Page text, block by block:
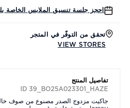
احجز جلسة تنسيق الملابس الخاصة
تحقق من التوفّر في المتجر
VIEW STORES
تفاصيل المنتج
ID 39_BO25A023301_HAZE